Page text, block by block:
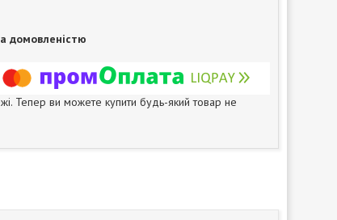
домовленістю
Тепер ви можете купити будь-який товар не